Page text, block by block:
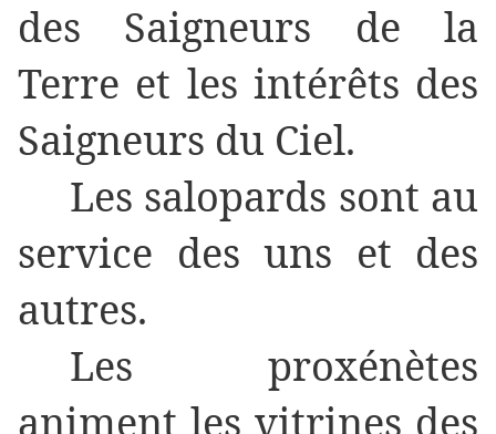
des Saigneurs de la
Terre et les intérêts des
Saigneurs du Ciel.
Les salopards sont au
service des uns et des
autres.
Les proxénètes
animent les vitrines des